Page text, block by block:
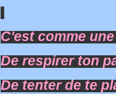
C'est comme
De respirer ton
De tenter de te